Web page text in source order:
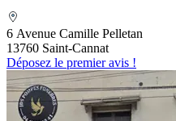
6 Avenue Camille Pelletan
13760 Saint-Cannat
Déposez le premier avis !